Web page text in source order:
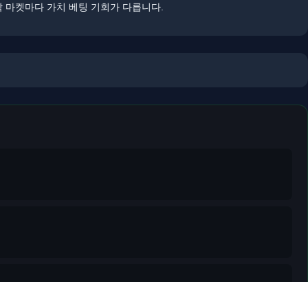
켓마다 가치 베팅 기회가 다릅니다.